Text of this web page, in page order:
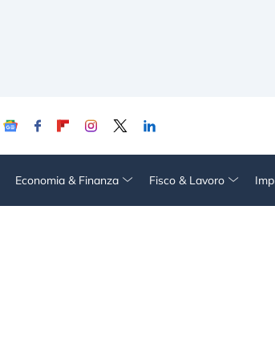
Economia & Finanza Fisco & Lavoro